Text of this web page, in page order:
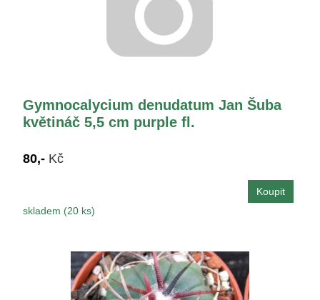
Gymnocalycium denudatum Jan Šuba
květináč 5,5 cm purple fl.
80,- Kč
skladem (20 ks)